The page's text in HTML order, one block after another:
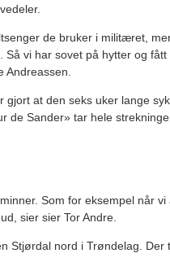
de bruker i militæret,
vi har sovet på hytter og
Andreassen.
gjort at den seks uker lange
de Sander» tar hele
Som for eksempel når
sier sier Tor Andre.
Stjørdal nord i Trøndelag. Der